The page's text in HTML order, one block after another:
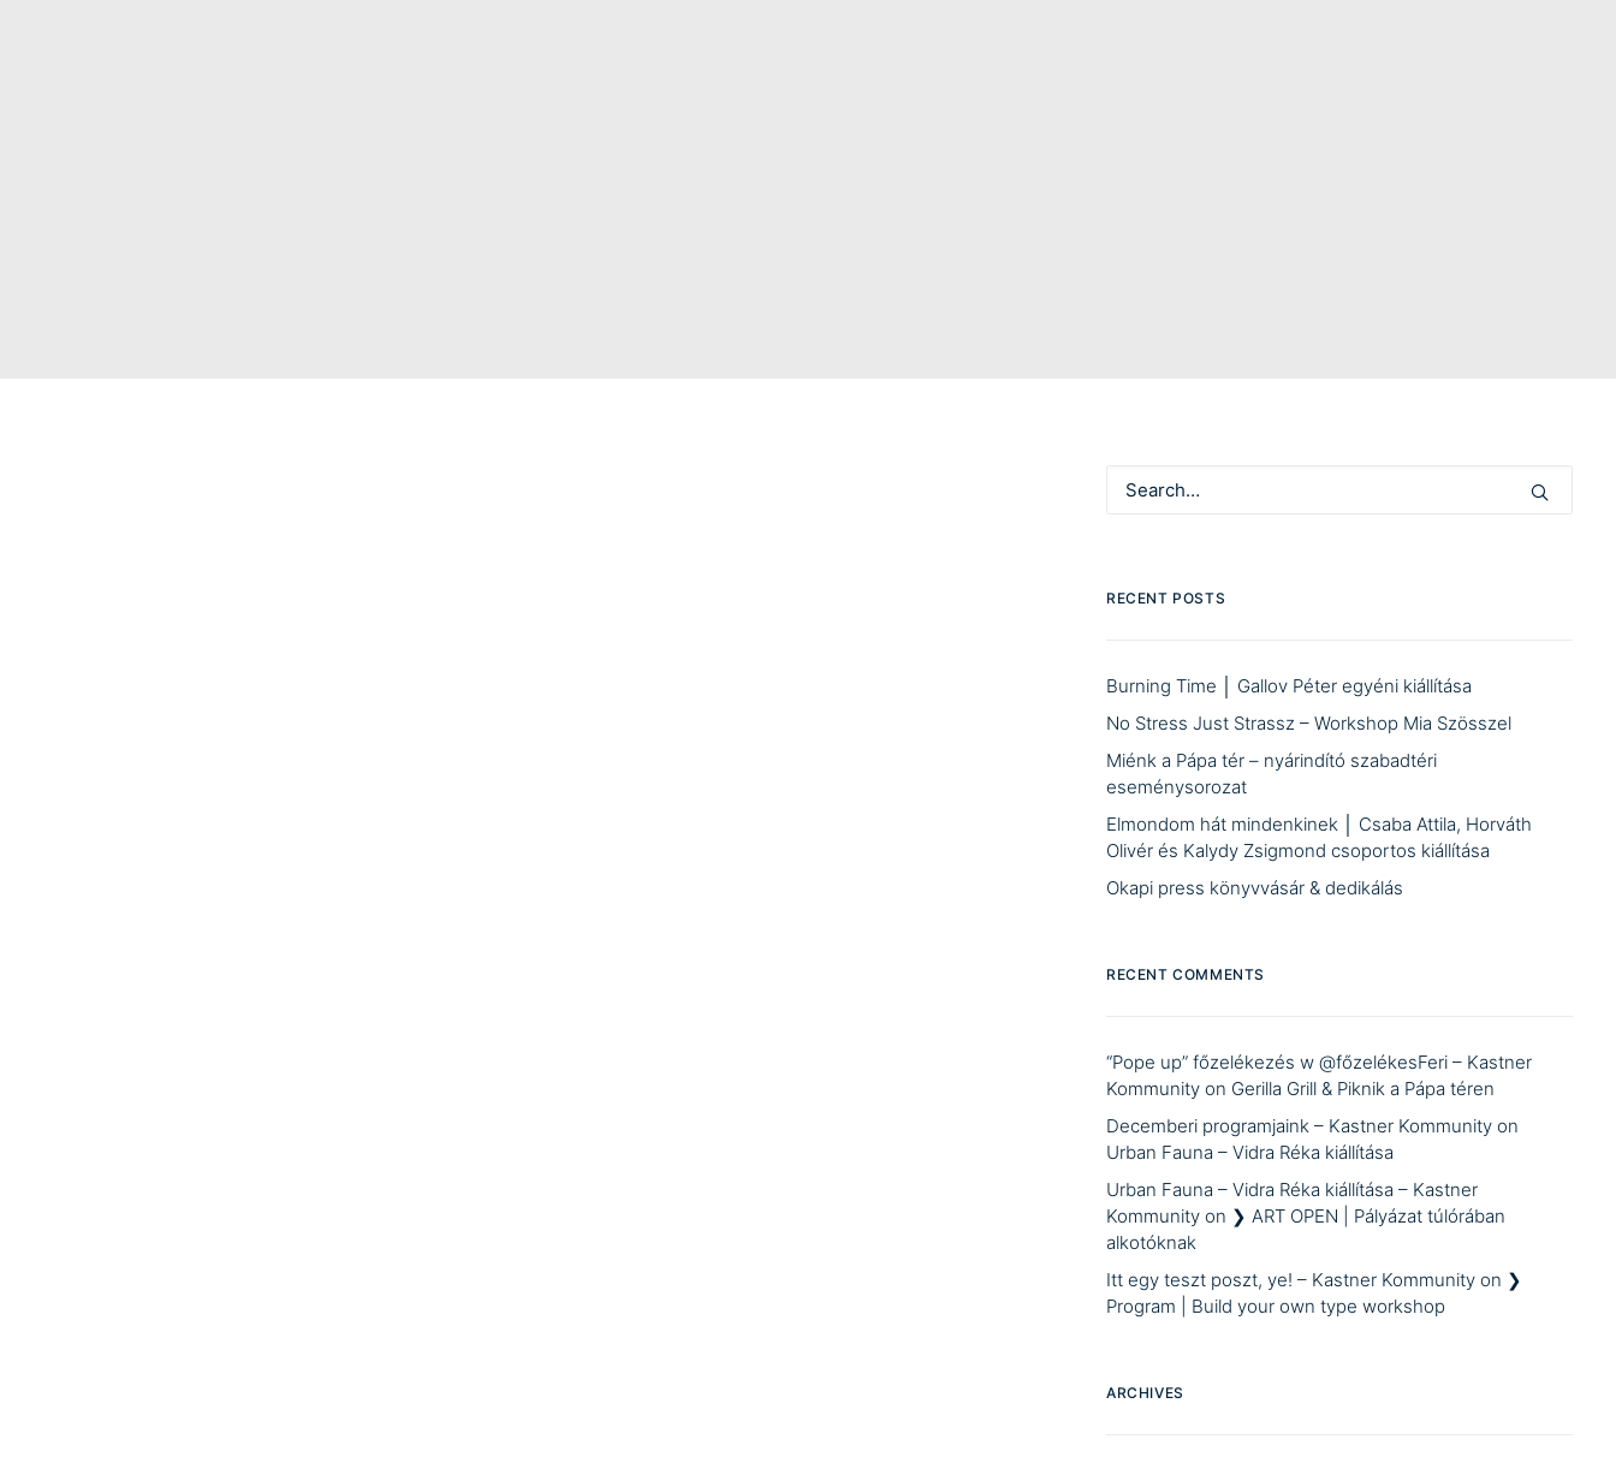
RECENT POSTS
Burning Time │ Gallov Péter egyéni kiállítása
No Stress Just Strassz – Workshop Mia Szösszel
Miénk a Pápa tér – nyárindító szabadtéri
eseménysorozat
Elmondom hát mindenkinek │ Csaba Attila, Horváth
Olivér és Kalydy Zsigmond csoportos kiállítása
Okapi press könyvvásár & dedikálás
RECENT COMMENTS
“Pope up” főzelékezés w @főzelékesFeri – Kastner
Kommunity on Gerilla Grill & Piknik a Pápa téren
Decemberi programjaink – Kastner Kommunity on
Urban Fauna – Vidra Réka kiállítása
Urban Fauna – Vidra Réka kiállítása – Kastner
Kommunity on ❯ ART OPEN | Pályázat túlórában
alkotóknak
Itt egy teszt poszt, ye! – Kastner Kommunity on ❯
Program | Build your own type workshop
ARCHIVES